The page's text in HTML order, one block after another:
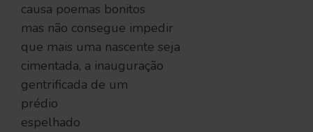
causa poemas bonitos
mas não consegue impedir
que mais uma nascente seja
cimentada, a inauguração
gentrificada de um
prédio
espelhado